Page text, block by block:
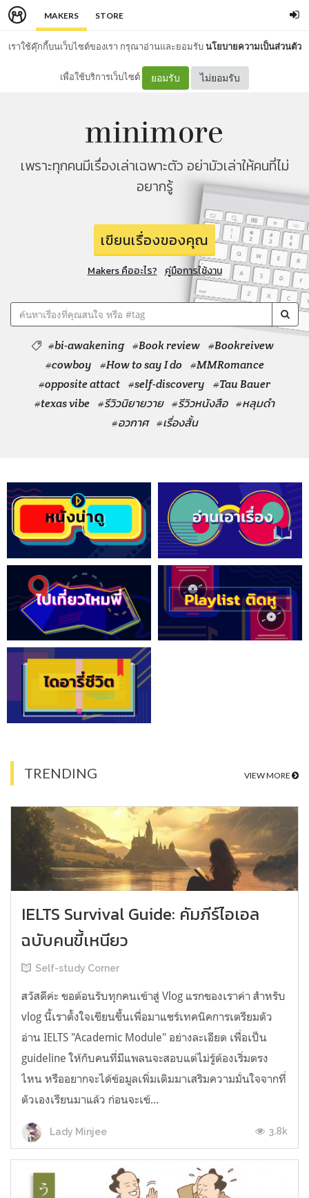
MAKERS STORE
เราใช้คุ๊กกี้บนเว็บไซต์ของเรา กรุณาอ่านและยอมรับนโยบายความเป็นส่วนตัว
เพื่อใช้บริการเว็บไซต์ ยอมรับ ไม่ยอมรับ
เพราะทุกคนมีเรื่องเล่าเฉพาะตัว อย่ามัวเล่าให้คนที่ไม่
อยากรู้
เขียนเรื่องของคุณ
Makers คืออะไร? คู่มือการใช้งาน
#bi-awakening #Book review #Bookreivew
#cowboy
#How to say I do
#MMRomance
#opposite attact #self-discovery
#Tau Bauer
#texas vibe #รีวิวนิยายวาย #รีวิวหนังสือ #หลุมดำ
#อวกาศ #เรื่องสั้น
TRENDING VIEW MORE
IELTS Survival Guide: คัมภีร์ไอเอล
ฉบับคนขี้เหนียว
Self-study Corner
สวัสดีค่ะ ขอต้อนรับทุกคนเข้าสู่ Vlog แรกของเราค่า สำหรับ
vlog นี้เราตั้งใจเขียนขึ้นเพื่อมาแชร์เทคนิคการเตรียมตัว
อ่าน IELTS "Academic Module" อย่างละเอียด เพื่อเป็น
guideline ให้กับคนที่มีแพลนจะสอบแต่ไม่รู้ต้องเริ่มตรง
ไหน หรืออยากจะได้ข้อมูลเพิ่มเติมมาเสริมความมั่นใจจากที่
ตัวเองเรียนมาแล้ว ก่อนจะเข้...
Lady Minjee 3.8k